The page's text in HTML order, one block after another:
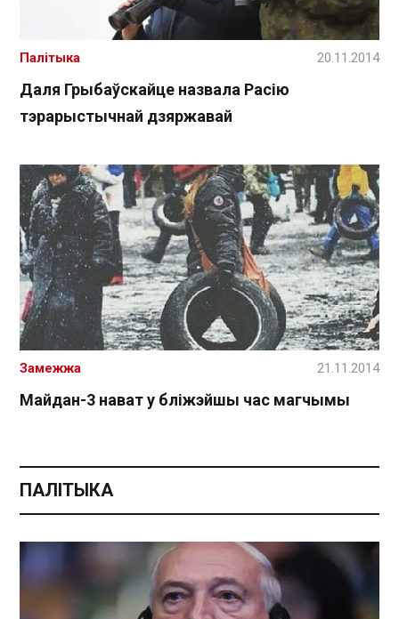
Даля Грыбаўскайце назвала Расію
тэрарыстычнай дзяржавай
Палітыка 20.11.2014
Майдан-3 нават у бліжэйшы час магчымы
Замежжа 21.11.2014
ПАЛІТЫКА